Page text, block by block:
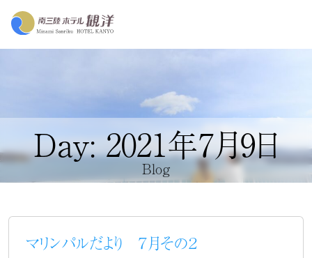
Day: 2021年7月9日
Blog
マリンパルだより ７月その２